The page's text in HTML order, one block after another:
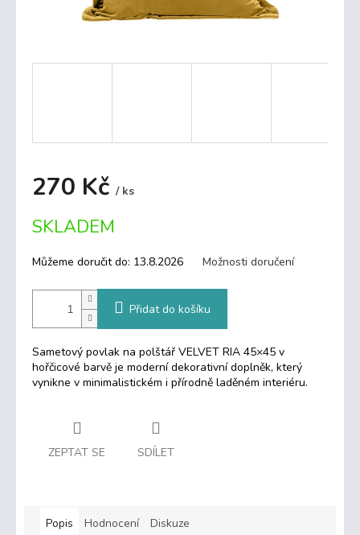
270 Kč / ks
cena:
SKLADEM
Můžeme doručit do: 13.8.2026 Možnosti doručení
Přidat do košíku
Sametový povlak na polštář VELVET RIA 45×45 v
hořčicové barvě je moderní dekorativní doplněk, který
vynikne v minimalistickém i přírodně laděném interiéru.
ZEPTAT SE SDÍLET
Popis Hodnocení Diskuze